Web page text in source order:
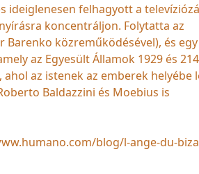
felhagyott a
koncentráljon. Folytatta az
közreműködésével), és egy
az Egyesült Államok 1929 és
az istenek az emberek helyébe
Baldazzini és Moebius is
blog/l-ange-du-